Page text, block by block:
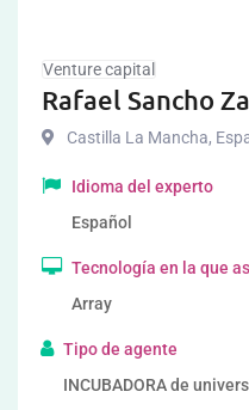
Venture capital
Rafael Sancho
Castilla La Mancha,
Idioma del experto
Español
Tecnología en la que
Array
Tipo de agente
INCUBADORA de